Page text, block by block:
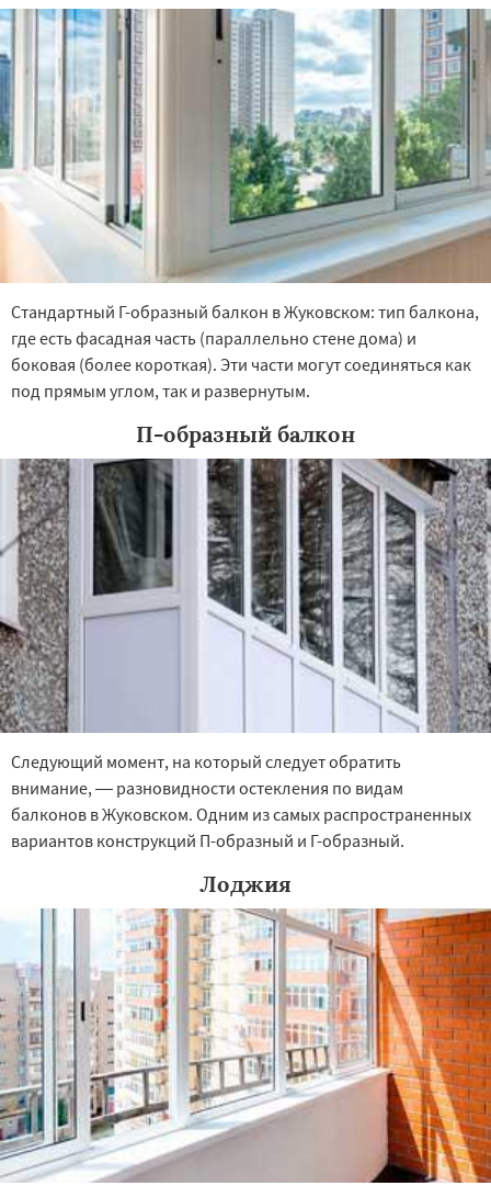
Стандартный Г-образный балкон в Жуковском: тип балкона,
где есть фасадная часть (параллельно стене дома) и
боковая (более короткая). Эти части могут соединяться как
под прямым углом, так и развернутым.
П-образный балкон
Следующий момент, на который следует обратить
внимание, — разновидности остекления по видам
балконов в Жуковском. Одним из самых распространенных
вариантов конструкций П-образный и Г-образный.
Лоджия